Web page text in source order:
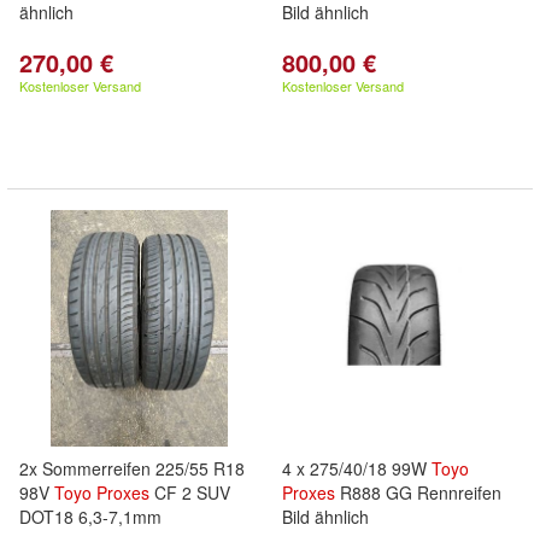
ähnlich
270,00 €
Kostenloser Versand
Bild ähnlich
800,00 €
Kostenloser Versand
2x Sommerreifen 225/55 R18
98V Toyo Proxes CF 2 SUV
DOT18 6,3-7,1mm
4 x 275/40/18 99W Toyo
Proxes R888 GG Rennreifen
Bild ähnlich